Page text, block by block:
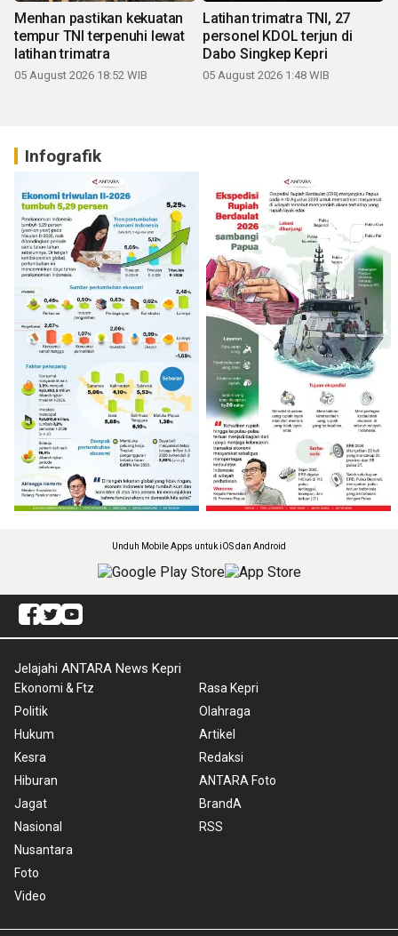
Menhan pastikan kekuatan
tempur TNI terpenuhi lewat
latihan trimatra
05 August 2026 18:52 WIB
Latihan trimatra TNI, 27
personel KDOL terjun di
Dabo Singkep Kepri
05 August 2026 1:48 WIB
Infografik
Unduh Mobile Apps untuk iOS dan Android
Jelajahi ANTARA News Kepri
Ekonomi & Ftz
Politik
Hukum
Kesra
Hiburan
Jagat
Nasional
Nusantara
Foto
Video
Rasa Kepri
Olahraga
Artikel
Redaksi
ANTARA Foto
BrandA
RSS